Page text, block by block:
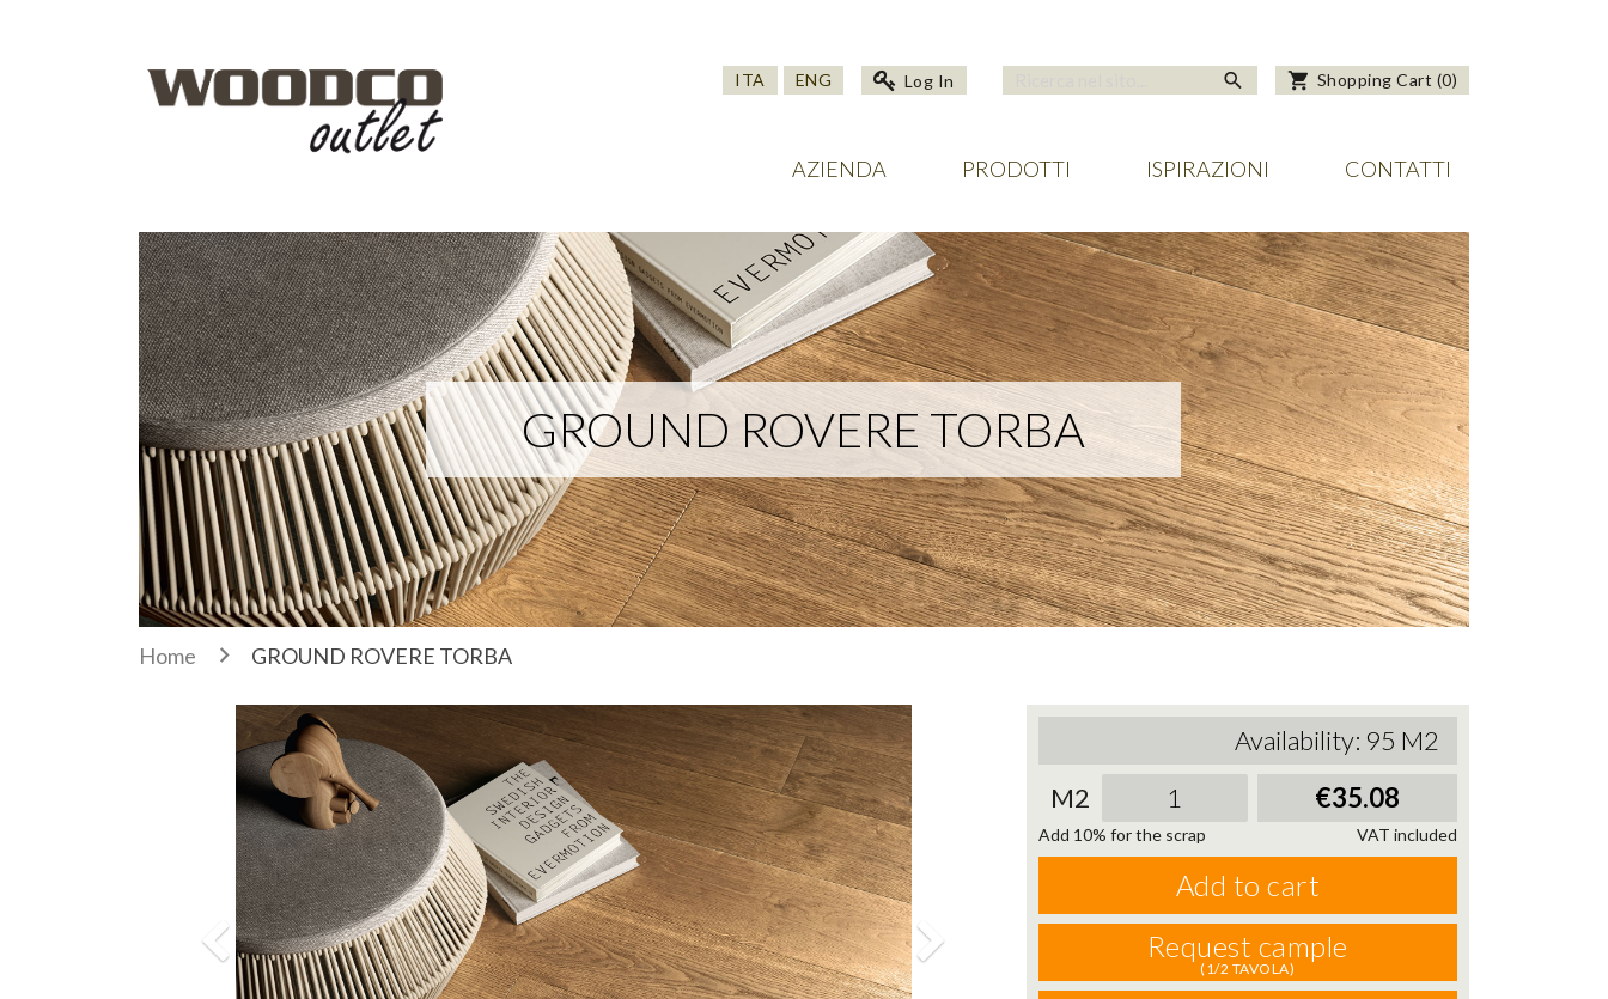
ITA ENG Log In search Shopping Cart (0)
shopping_cart
AZIENDA PRODOTTI ISPIRAZIONI CONTATTI
GROUND ROVERE TORBA
Home GROUND ROVERE TORBA
Previous
Availability: 95 M2
M2
€35.08
VAT included
Add 10% for the scrap
Add to cart
Request cample
(1/2 TAVOLA)